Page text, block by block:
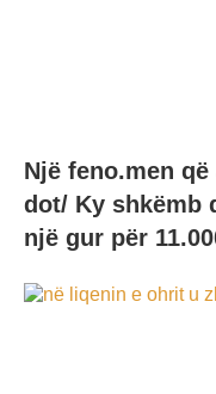
Një feno.men
dot/ Ky shkëmb
një gur për